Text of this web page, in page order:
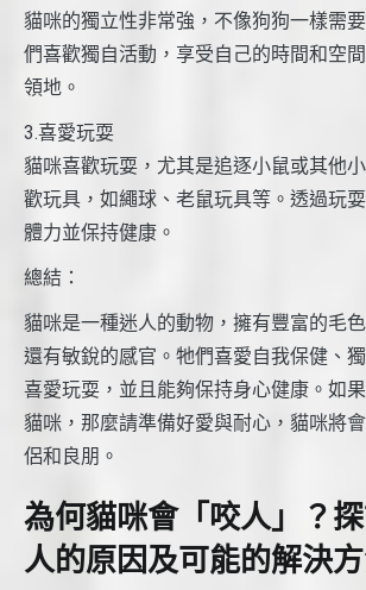
貓咪的獨立性非常強，不像狗狗一樣需
們喜歡獨自活動，享受自己的時間和空
領地。
3.喜愛玩耍
貓咪喜歡玩耍，尤其是追逐小鼠或其他
歡玩具，如繩球、老鼠玩具等。透過玩
體力並保持健康。
總結：
貓咪是一種迷人的動物，擁有豐富的毛
還有敏銳的感官。牠們喜愛自我保健、
喜愛玩耍，並且能夠保持身心健康。如
貓咪，那麼請準備好愛與耐心，貓咪將
侶和良朋。
為何貓咪會「咬人」？
人的原因及可能的解決